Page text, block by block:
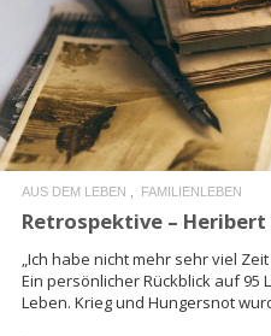
READ
AUS DEM LEBEN FAMILIENLEBEN
Retrospektive –
„Ich habe nicht mehr sehr viel
Ein persönlicher Rückblick auf 95
Leben. Krieg und Hungersnot